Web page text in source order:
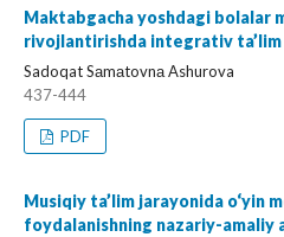
Maktabgacha yoshdagi bolalar
rivojlantirishda integrativ
Sadoqat Sаmаtovnа Ashurova
437-444
PDF
Musiqiy ta’lim jarayonida o‘yin
foydalanishning nazariy-amaliy